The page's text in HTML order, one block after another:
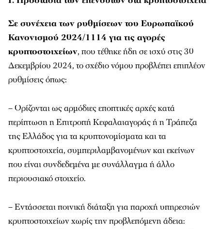
Σε συνέχεια των ρυθμίσεων του Ευρωπαϊκού
Κανονισμού 2024/1114 για τις αγορές
κρυπτοστοιχείων, που τέθηκε ήδη σε ισχύ στις 30
Δεκεμβρίου 2024, το σχέδιο νόμου προβλέπει επιπλέον
ρυθμίσεις όπως:
– Ορίζονται ως αρμόδιες εποπτικές αρχές κατά
περίπτωση η Επιτροπή Κεφαλαιαγοράς ή η Τράπεζα
της Ελλάδος για τα κρυπτονομίσματα και τα
κρυπτοστοιχεία, συμπεριλαμβανομένων και εκείνων
που είναι συνδεδεμένα με συνάλλαγμα ή άλλο
περιουσιακό στοιχείο.
– Εντάσσεται ποινική διάταξη για παροχή υπηρεσιών
κρυπτοστοιχείων χωρίς την προβλεπόμενη άδεια: